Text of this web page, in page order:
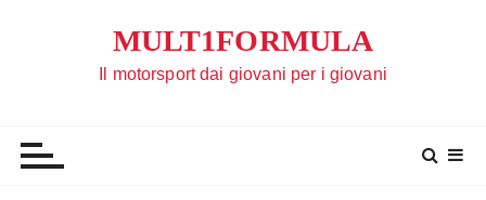
MULT1FORMULA
Il motorsport dai giovani per i giovani